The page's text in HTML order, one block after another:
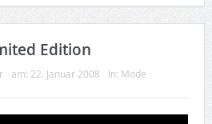
Edition
am: 22. Januar 2008 In: Mode